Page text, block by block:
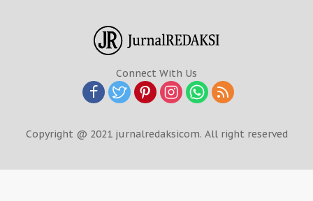
Connect With Us
Copyright @ 2021 jurnalredaksicom. All right reserved